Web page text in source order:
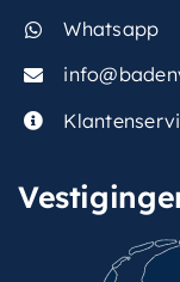
Whatsapp